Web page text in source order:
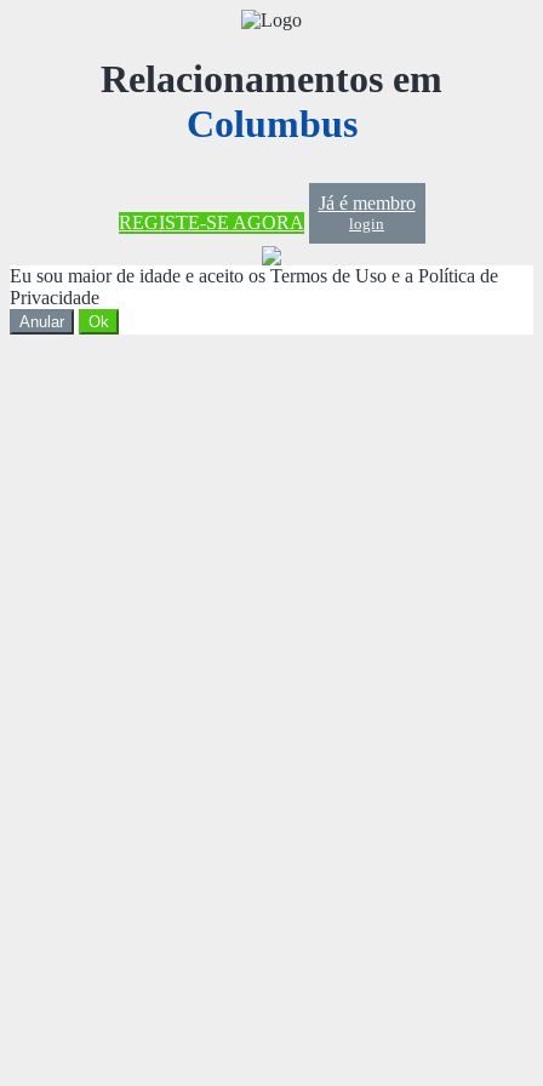
Relacionamentos em
Columbus
REGISTE-SE AGORA
Já é membro
login
Eu sou maior de idade e aceito os Termos de Uso e a Política de
Privacidade
Anular Ok